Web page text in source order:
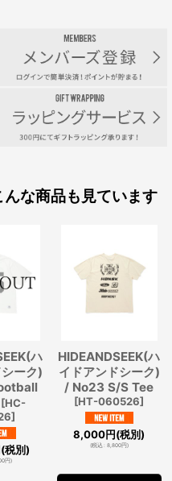
な商品も見ています
ハ
ーク)
[HC-
]
(税別)
円)
HIDEANDSEEK(ハ
イドアンドシーク)
/ No23 S/S Tee
[HT-060526]
8,000円(税別)
(税込: 8,800円)